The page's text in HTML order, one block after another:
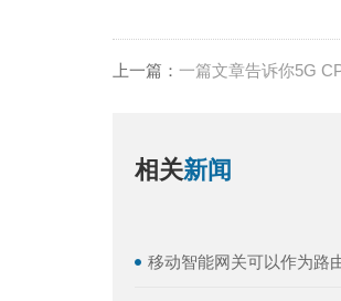
上一篇： 一篇文章告诉你5G
相关新闻
移动智能网关可以作为路